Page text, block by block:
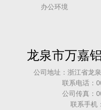
办公环境
龙泉市万嘉
公司地址：浙江省龙
联系电话：
公司传真：
联系手机